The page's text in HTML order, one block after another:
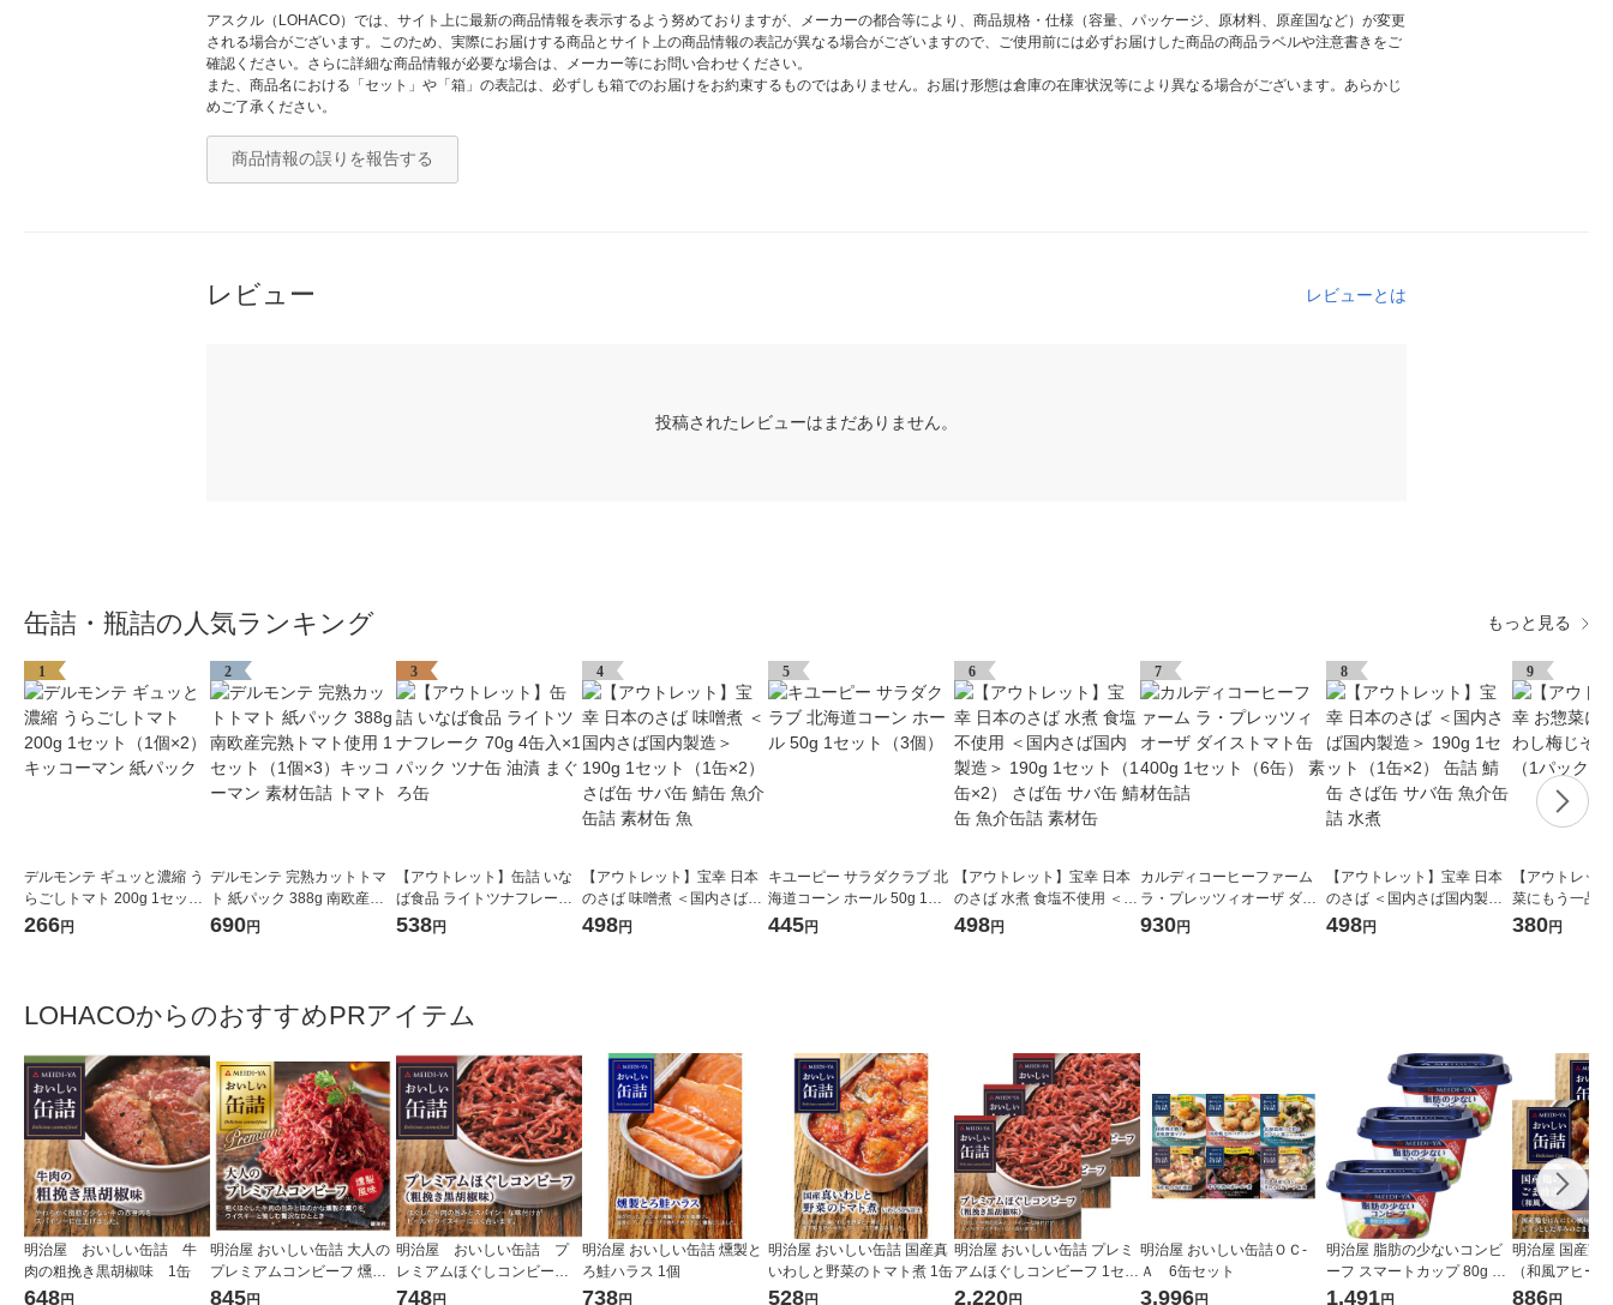
アスクル（LOHACO）では、サイト上に最新の商品情報を表示するよう努めておりますが、メーカーの都合等により、商品規格・仕様（容量、パッケージ、原材料、原産国など）が変更
される場合がございます。このため、実際にお届けする商品とサイト上の商品情報の表記が異なる場合がございますので、ご使用前には必ずお届けした商品の商品ラベルや注意書きをご
確認ください。さらに詳細な商品情報が必要な場合は、メーカー等にお問い合わせください。
また、商品名における「セット」や「箱」の表記は、必ずしも箱でのお届けをお約束するものではありません。お届け形態は倉庫の在庫状況等により異なる場合がございます。あらかじ
めご了承ください。
商品情報の誤りを報告する
レビュー レビューとは
投稿されたレビューはまだありません。
缶詰・瓶詰の人気ランキング もっと見る
1
デルモンテ ギュッと濃縮 う
らごしトマト 200g 1セット
（1個×2）キッコーマン 紙
266円
2
デルモンテ 完熟カットトマ
ト 紙パック 388g 南欧産完
熟トマト使用 1セット（1個
690円
3
【アウトレット】缶詰 いな
ば食品 ライトツナフレーク
70g 4缶入×1パック ツナ缶
538円
4
【アウトレット】宝幸 日本
のさば 味噌煮 ＜国内さば国
内製造＞ 190g 1セット（1
498円
5
キユーピー サラダクラブ 北
海道コーン ホール 50g 1セ
ット（3個）
445円
6
【アウトレット】宝幸 日本
のさば 水煮 食塩不使用 ＜国
内さば国内製造＞ 190g 1セ
498円
7
カルディコーヒーファーム
ラ・プレッツィオーザ ダイ
ストマト缶 400g 1セット
930円
8
【アウトレット】宝幸 日本
のさば ＜国内さば国内製造
＞ 190g 1セット（1缶×2）
498円
9
【アウトレッ
菜にもう一品
昆布 1セット
380円
LOHACOからのおすすめPRアイテム
明治屋 おいしい缶詰 牛
肉の粗挽き黒胡椒味 1缶
648円
明治屋 おいしい缶詰 大人の
プレミアムコンビーフ 燻製
風味 1個
845円
明治屋 おいしい缶詰 プ
レミアムほぐしコンビー
フ 1缶
748円
明治屋 おいしい缶詰 燻製と
ろ鮭ハラス 1個
738円
明治屋 おいしい缶詰 国産真
いわしと野菜のトマト煮 1缶
528円
明治屋 おいしい缶詰 プレミ
アムほぐしコンビーフ 1セッ
ト（3缶）
2,220円
明治屋 おいしい缶詰ＯＣ‐
Ａ 6缶セット
3,996円
明治屋 脂肪の少ないコンビ
ーフ スマートカップ 80g 1
セット（3個）
1,491円
明治屋 国産鶏
（和風アヒー
（2缶）
886円